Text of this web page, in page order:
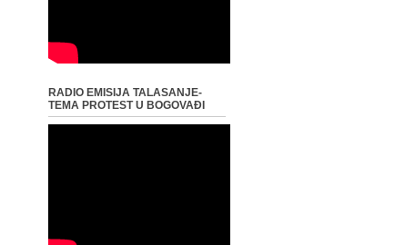
RADIO EMISIJA TALASANJE-
TEMA PROTEST U BOGOVAĐI